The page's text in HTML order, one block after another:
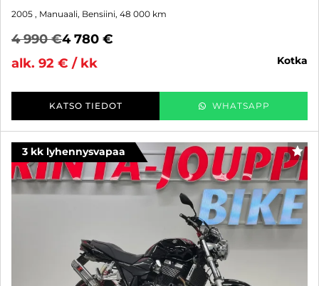
2005 , Manuaali, Bensiini, 48 000 km
4 990 €4 780 €
alk. 92 € / kk
kotka
KATSO TIEDOT WHATSAPP
3 kk lyhennysvapaa